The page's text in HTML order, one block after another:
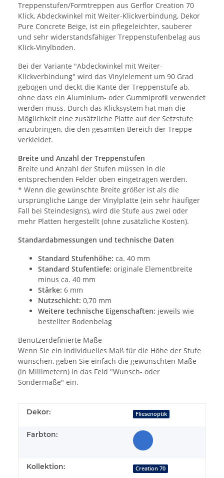
Treppenstufen/Formtreppen aus Gerflor Creation 70
Klick, Abdeckwinkel mit Weiter-Klickverbindung, Dekor
Pure Concrete Beige, ist ein pflegeleichter, sauberer
und sehr widerstandsfähiger Treppenstufenbelag aus
Klick-Vinylboden.
Bei der Variante "Abdeckwinkel mit Weiter-
Klickverbindung" wird das Vinylelement um 90 Grad
gebogen und deckt die Kante der Treppenstufe ab,
ohne dass ein Aluminium- oder Gummiprofil verwendet
werden muss. Durch das Klicksystem hat man die
Möglichkeit eine zusätzliche Platte auf der Setzstufe
anzubringen, die den gesamten Bereich der Treppe
verkleidet.
Breite und Anzahl der Treppenstufen
Breite und Anzahl der Stufen müssen in die
entsprechenden Felder oben eingetragen werden.
* Wenn die gewünschte Breite größer ist als die
ursprüngliche Länge der Vinylplatte (ein sehr häufiger
Fall bei Steindesigns), wird die Stufe aus zwei oder
mehr Platten hergestellt (ohne zusätzliche Kosten).
Standardabmessungen und technische Daten
Standard Stufenhöhe: ca. 40 mm
Standard Stufentiefe: originale Elementbreite
minus ca. 40 mm
Stärke: 6 mm
Nutzschicht: 0,70 mm
Weitere technische Eigenschaften: jeweils wie
bestellter Bodenbelag
Benutzerdefinierte Maße
Wenn Sie ein individuelles Maß für die Höhe der Stufe
wünschen, geben Sie einfach die gewünschten Maße
(in Millimetern) in das Feld "Wunsch- oder
Sondermaße" ein.
Dekor: Fliesenoptik
Farbton:
Kollektion: Creation 70